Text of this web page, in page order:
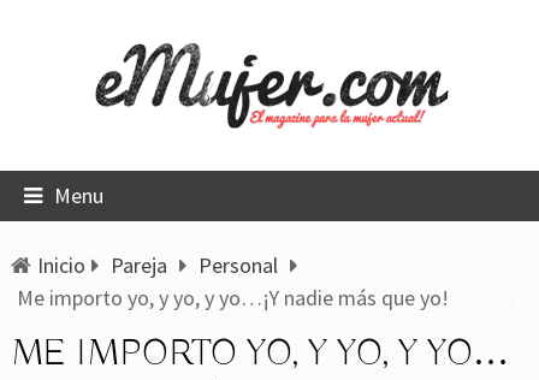
Menu
Inicio Pareja
Personal
Me importo yo, y yo, y yo…¡Y nadie más que yo!
ME IMPORTO YO, Y YO, Y YO…